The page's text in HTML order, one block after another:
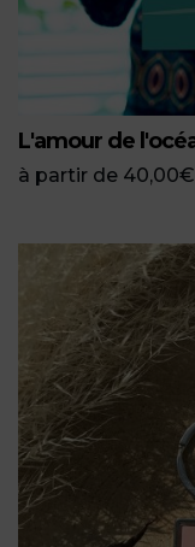
L'amour de
à partir de 40,00€